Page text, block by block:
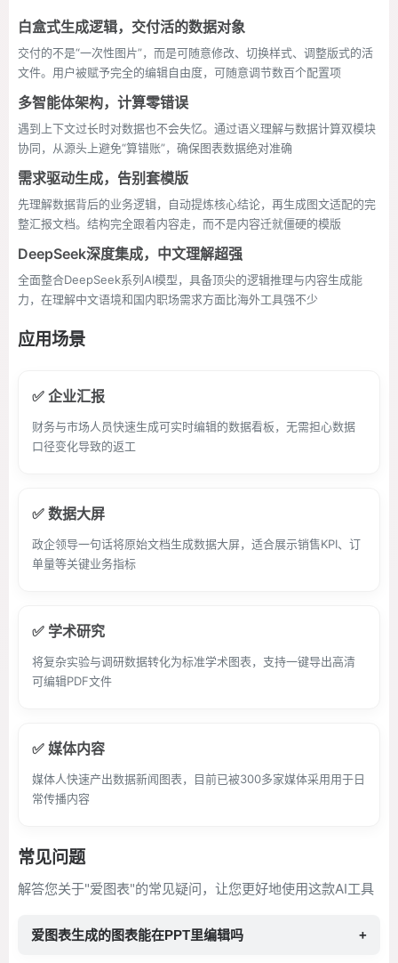
白盒式生成逻辑，交付活的数据对象
交付的不是“一次性图片”，而是可随意修改、切换样式、调整版式的活
文件。用户被赋予完全的编辑自由度，可随意调节数百个配置项
多智能体架构，计算零错误
遇到上下文过长时对数据也不会失忆。通过语义理解与数据计算双模块
协同，从源头上避免“算错账”，确保图表数据绝对准确
需求驱动生成，告别套模版
先理解数据背后的业务逻辑，自动提炼核心结论，再生成图文适配的完
整汇报文档。结构完全跟着内容走，而不是内容迁就僵硬的模版
DeepSeek深度集成，中文理解超强
全面整合DeepSeek系列AI模型，具备顶尖的逻辑推理与内容生成能
力，在理解中文语境和国内职场需求方面比海外工具强不少
应用场景
✅ 企业汇报
财务与市场人员快速生成可实时编辑的数据看板，无需担心数据
口径变化导致的返工
✅ 数据大屏
政企领导一句话将原始文档生成数据大屏，适合展示销售KPI、订
单量等关键业务指标
✅ 学术研究
将复杂实验与调研数据转化为标准学术图表，支持一键导出高清
可编辑PDF文件
✅ 媒体内容
媒体人快速产出数据新闻图表，目前已被300多家媒体采用用于日
常传播内容
常见问题
解答您关于"爱图表"的常见疑问，让您更好地使用这款AI工具
爱图表生成的图表能在PPT里编辑吗 +